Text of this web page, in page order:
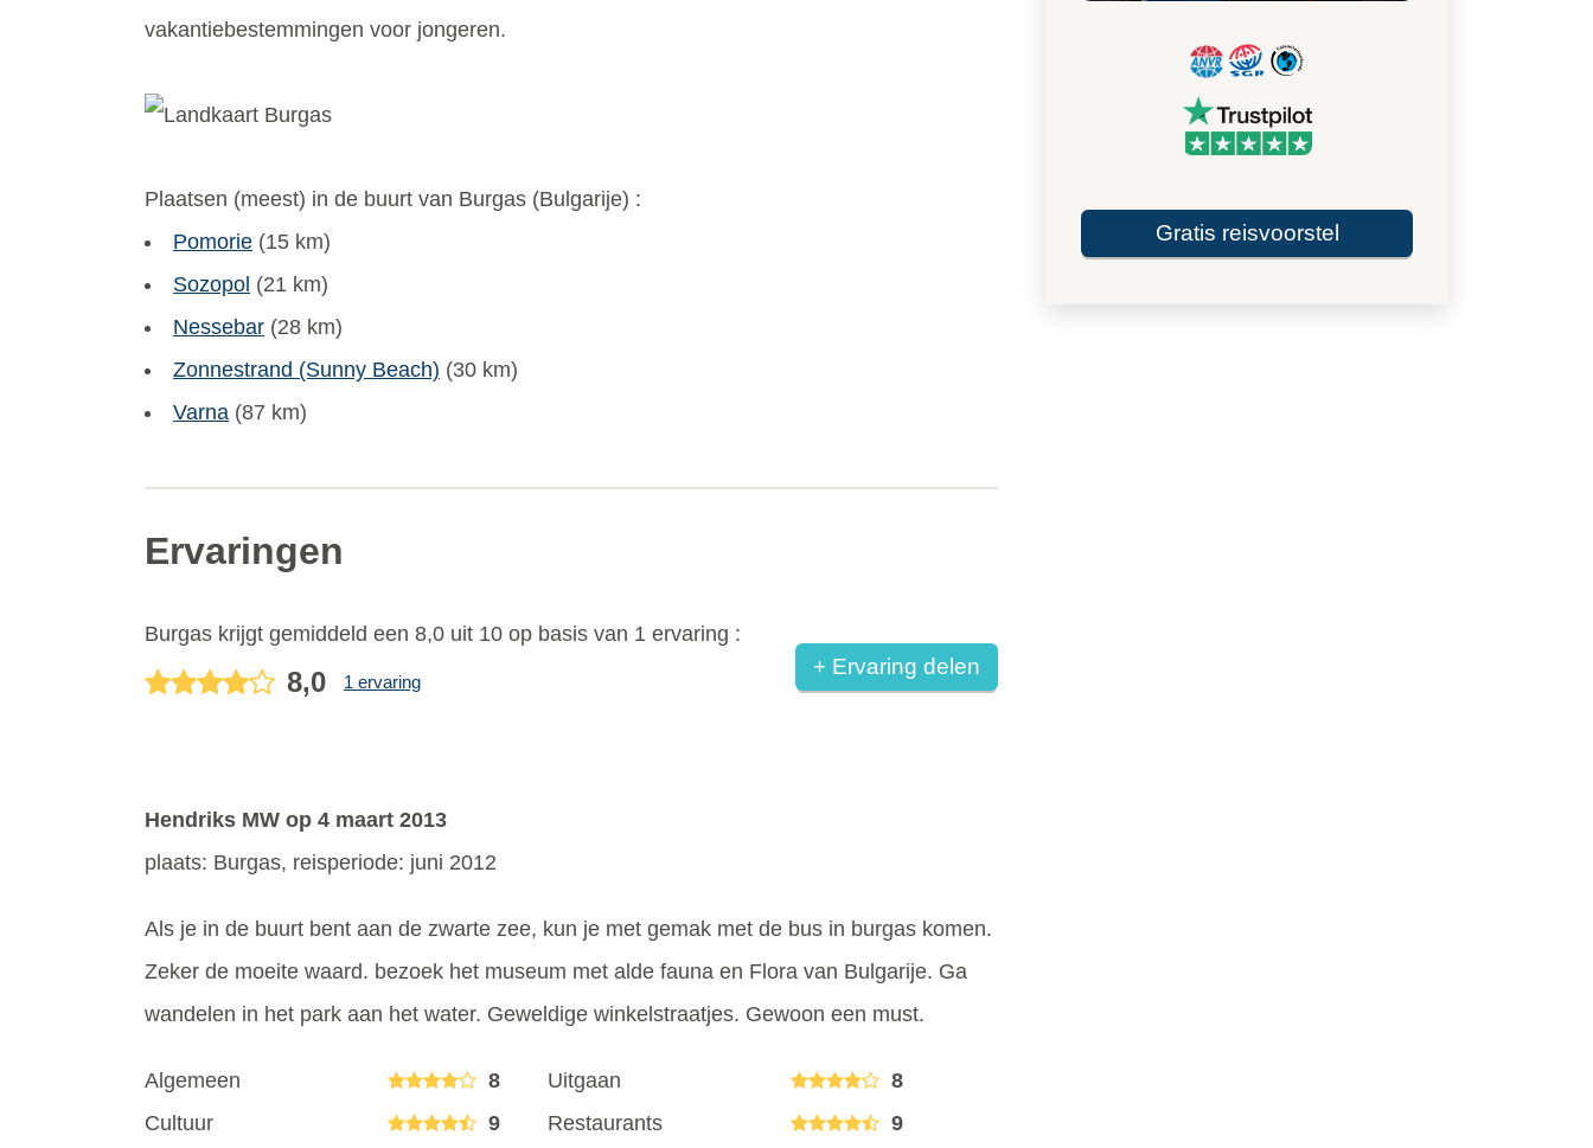
vakantiebestemmingen voor jongeren.
Plaatsen (meest) in de buurt van Burgas (Bulgarije) :
Pomorie (15 km)
Sozopol (21 km)
Nessebar (28 km)
Zonnestrand (Sunny Beach) (30 km)
Varna (87 km)
Ervaringen
Burgas krijgt gemiddeld een 8,0 uit 10 op basis van 1 ervaring :
8,0 1 ervaring
+ Ervaring delen
Hendriks MW op 4 maart 2013
plaats: Burgas, reisperiode: juni 2012
Als je in de buurt bent aan de zwarte zee, kun je met gemak met de bus in burgas komen.
Zeker de moeite waard. bezoek het museum met alde fauna en Flora van Bulgarije. Ga
wandelen in het park aan het water. Geweldige winkelstraatjes. Gewoon een must.
Algemeen 8 Uitgaan
8
Cultuur
9 Restaurants
9
Gratis reisvoorstel